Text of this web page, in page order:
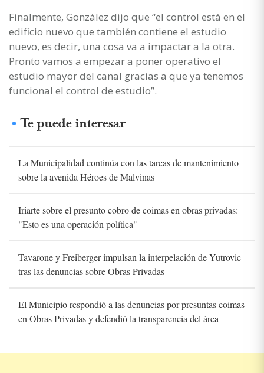
Finalmente, González dijo que “el control está en el
edificio nuevo que también contiene el estudio
nuevo, es decir, una cosa va a impactar a la otra.
Pronto vamos a empezar a poner operativo el
estudio mayor del canal gracias a que ya tenemos
funcional el control de estudio”.
Te puede interesar
La Municipalidad continúa con las tareas de mantenimiento
sobre la avenida Héroes de Malvinas
Iriarte sobre el presunto cobro de coimas en obras privadas:
"Esto es una operación política"
Tavarone y Freiberger impulsan la interpelación de Yutrovic
tras las denuncias sobre Obras Privadas
El Municipio respondió a las denuncias por presuntas coimas
en Obras Privadas y defendió la transparencia del área